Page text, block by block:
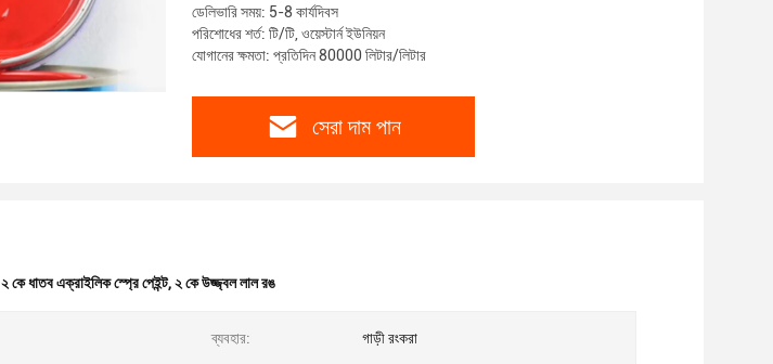
ডেলিভারি সময়: 5-8 কার্যদিবস
পরিশোধের শর্ত: টি/টি, ওয়েস্টার্ন ইউনিয়ন
যোগানের ক্ষমতা: প্রতিদিন 80000 লিটার/লিটার
সেরা দাম পান
২ কে ধাতব এক্রাইলিক স্প্রে পেইন্ট,২ কে উজ্জ্বল লাল রঙ
ব্যবহার: গাড়ী রংকরা